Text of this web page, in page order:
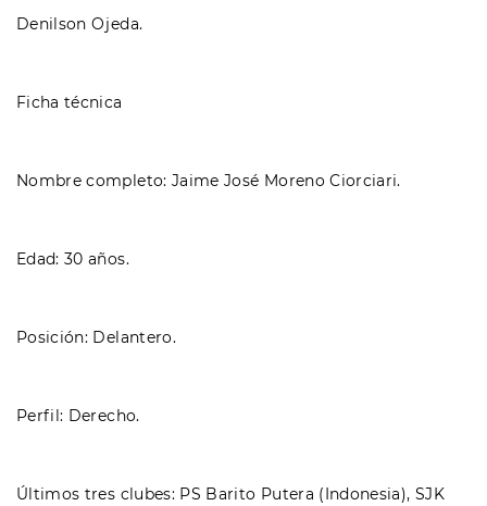
Denilson Ojeda.
Ficha técnica
Nombre completo: Jaime José Moreno Ciorciari.
Edad: 30 años.
Posición: Delantero.
Perfil: Derecho.
Últimos tres clubes: PS Barito Putera (Indonesia), SJK